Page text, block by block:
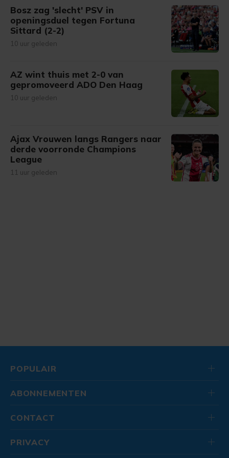
Bosz zag 'slecht' PSV in
openingsduel tegen Fortuna
Sittard (2-2)
10 uur geleden
AZ wint thuis met 2-0 van
gepromoveerd ADO Den Haag
10 uur geleden
Ajax Vrouwen langs Rangers naar
derde voorronde Champions
League
11 uur geleden
POPULAIR
ABONNEMENTEN
CONTACT
PRIVACY